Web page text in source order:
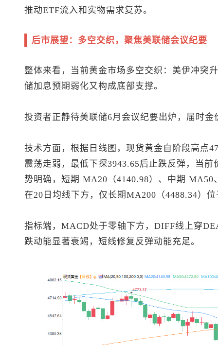
推动ETF流入和实物需求复苏。
后市展望：多空交织，聚焦美联储会议纪要
整体来看，当前黄金市场多空交织：美伊冲突
储加息预期弱化又构成底部支撑。
投资者正静待美联储6月会议纪要出炉，届时
技术方面，根据日线图， 现货黄金 自阶段高点
震荡走弱，最低下探3943.65后止跌反弹，当
势明确，短期 MA20（4140.98）、中期
在20日均线下方，仅长期MA200（4488.34）
指标端，MACD处于零轴下方，DIFF线上穿
跌动能显著衰竭，短线修复反弹动能充足。